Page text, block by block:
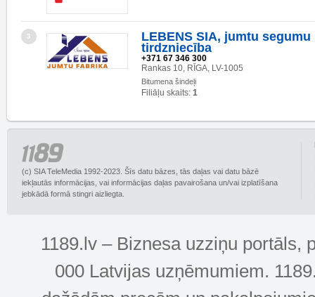
3
LEBENS SIA, jumtu
tirdzniecība
+371 67 346 300
Rankas 10, RĪGA, LV-1005
Bitumena šindeļi
Filiāļu skaits: 1
(c) SIA TeleMedia 1992-2023. Šīs datu bāzes, tās daļas vai datu bāzē
iekļautās informācijas, vai informācijas daļas pavairošana un/vai izplatīšana
jebkādā formā stingri aizliegta.
1189.lv – Biznesa uzziņu portāls,
000 Latvijas uzņēmumiem.